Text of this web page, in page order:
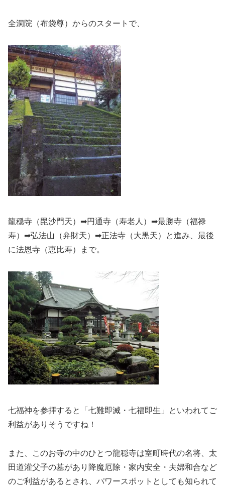
全洞院（布袋尊）からのスタートで、
龍穏寺（毘沙門天）➡円通寺（寿老人）➡最勝寺（福禄
寿）➡弘法山（弁財天）➡正法寺（大黒天）と進み、最後
に法恩寺（恵比寿）まで。
七福神を参拝すると「七難即滅・七福即生」といわれてご
利益がありそうですね！
また、このお寺の中のひとつ龍穏寺は室町時代の名将、太
田道灌父子の墓があり降魔厄除・家内安全・夫婦和合など
のご利益があるとされ、パワースポットとしても知られて